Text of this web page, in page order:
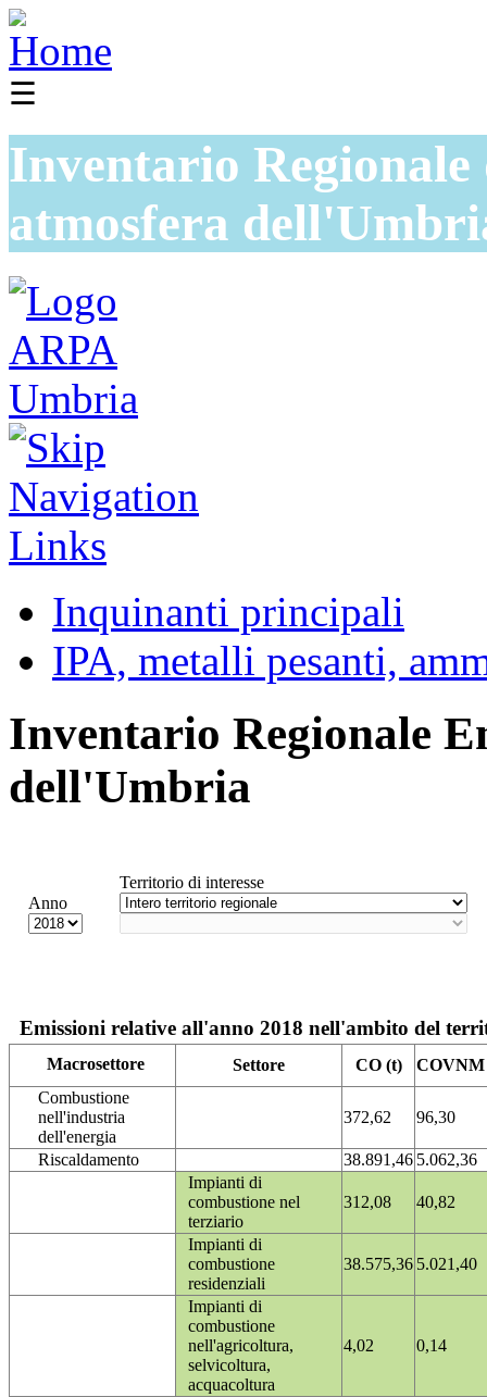
☰
Inventario
atmosfera
Inquinanti principali
IPA, metalli pesanti,
Inventario Regionale
dell'Umbria
Anno
Territorio di interesse
Emissioni relative all'anno 2018 nell'ambito del
Macrosettore Settore CO (t)
COVNM
Combustione
nell'industria
dell'energia
372,62 96,30
Riscaldamento 38.891,46 5.062,36
Impianti di
combustione nel
terziario
312,08 40,82
Impianti di
combustione
residenziali
38.575,36 5.021,40
Impianti di
combustione
nell'agricoltura,
selvicoltura,
acquacoltura
4,02 0,14